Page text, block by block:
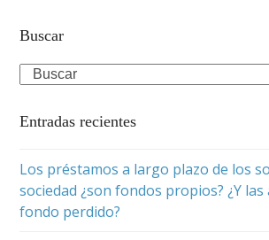
Buscar
Search
Entradas recientes
Los préstamos a largo plazo de los
sociedad ¿son fondos propios? ¿Y
fondo perdido?